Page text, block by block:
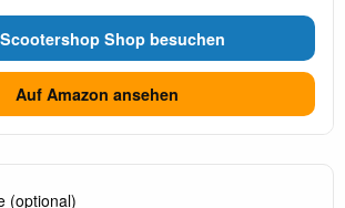
Shop besuchen
Auf Amazon ansehen
(optional)